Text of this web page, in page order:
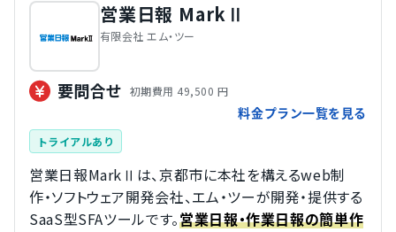
営業日報 MarkⅡ
有限会社 エム・ツー
要問合せ 初期費用 49,500 円
料金プラン一覧を見る
トライアルあり
営業日報MarkⅡは、京都市に本社を構えるweb制
作・ソフトウェア開発会社、エム・ツーが開発・提供する
SaaS型SFAツールです。営業日報・作業日報の簡単作